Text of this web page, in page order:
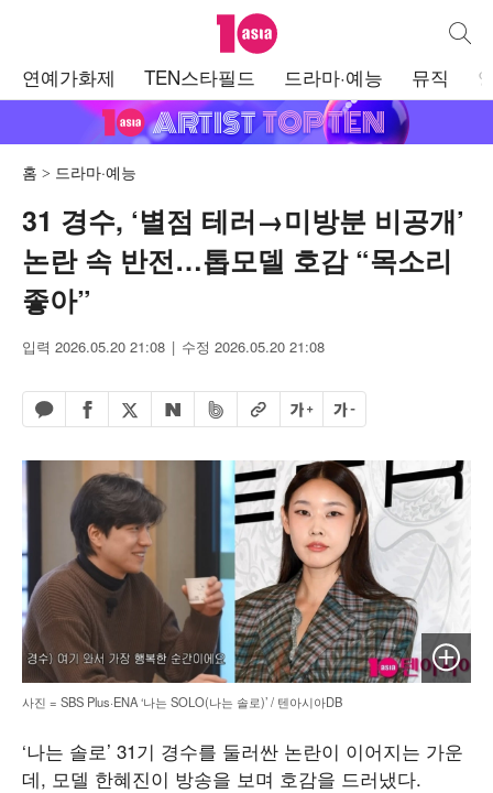
텐아시아 통합
연예가화제 TEN스타필드 드라마·예능 뮤직
홈 드라마·예능
31 경수, ‘별점 테러→미방분 비공개’
논란 속 반전…톱모델 호감 “목소리
좋아”
입력 2026.05.20 21:08 수정 2026.05.20 21:08
카카오톡 공유하기
페이스북 공유하기
엑스 공유하기
네이버 공유하기
밴드 공유하기
URL복사글자 크게글자 작게
이미지
사진 = SBS Plus·ENA ‘나는 SOLO(나는 솔로)’ / 텐아시아DB
‘나는 솔로’ 31기 경수를 둘러싼 논란이 이어지는 가운
데, 모델 한혜진이 방송을 보며 호감을 드러냈다.